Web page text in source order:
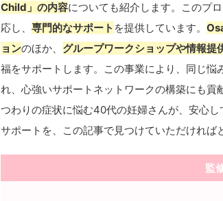
Child」の内容についても紹介します。このプロ
応し、 専門的なサポート を提供しています。
ョンのほか、 グループワークショップや情報提
福をサポートします。この事業により、同じ悩
れ、心強いサポートネットワークの構築にも貢
つわりの症状に悩む40代の妊婦さんが、安心
サポートを、この記事で見つけていただければ
監